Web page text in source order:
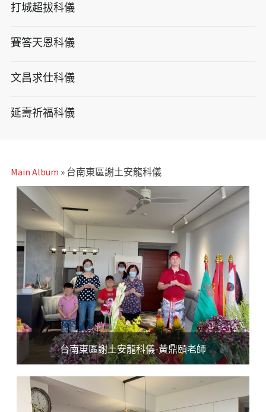
打城超拔科儀
賽答天恩科儀
文昌求仕科儀
延壽祈福科儀
Main Album » 台南東區謝土安龍科儀
台南東區謝土安龍科儀-黃鼎頤老師